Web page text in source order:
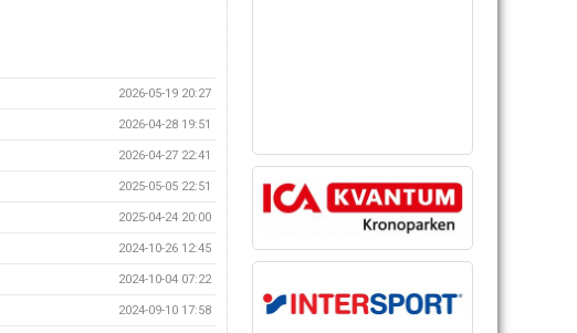
2026-05-19 20:27
2026-04-28 19:51
2026-04-27 22:41
2025-05-05 22:51
2025-04-24 20:00
2024-10-26 12:45
2024-10-04 07:22
2024-09-10 17:58